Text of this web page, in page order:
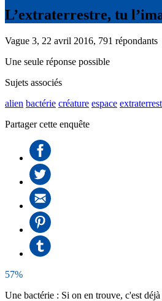
L’extraterrestre, tu
Vague 3, 22 avril 2016, 791 répondants
Une seule réponse possible
Sujets associés
alien bactérie créature espace
Partager cette enquête
57%
Une bactérie : Si on en trouve, c'est déjà